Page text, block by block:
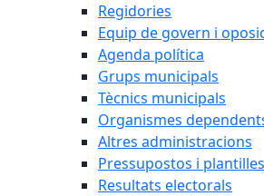
Regidories
Equip de govern i
Agenda política
Grups municipals
Tècnics municipals
Organismes
Altres administracions
Pressupostos i plantilles
Resultats electorals